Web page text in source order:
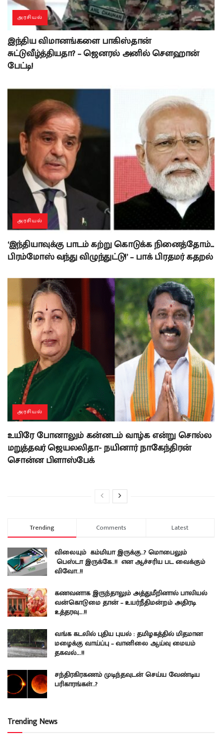
அரசியல்
இந்திய விமானங்களை பாகிஸ்தான்
சுட்டுவீழ்த்தியதா? – ஜெனரல் அனில் சௌஹான்
பேட்டி!
அரசியல்
‘இந்தியாவுக்கு பாடம் கற்று கொடுக்க நினைத்தோம்…
பிரம்மோஸ் வந்து விழுந்துட்டு!’ – பாக் பிரதமர் கதறல்
அரசியல்
உயிரே போனாலும் கன்னடம் வாழ்க என்று சொல்ல
மறுத்தவர் ஜெயலலிதா- நயினார் நாகேந்திரன்
சொன்ன பிளாஸ்பேக்
Trending Comments Latest
விலையும் கம்மியா இருக்கு..? மொபைலும்
பெஸ்டா இருக்கே..!! என ஆச்சரிய பட வைக்கும்
விவோ..!!
கணவனாக இருந்தாலும் அத்துமீறினால் பாலியல்
வன்கொடுமை தான் – உயர்நீதிமன்றம் அதிரடி
உத்தரவு….!!
வங்க கடலில் புதிய புயல் : தமிழகத்தில் மிதமான
மழைக்கு வாய்ப்பு – வானிலை ஆய்வு மையம்
தகவல்….!!
சந்திரகிரகணம் முடிந்தவுடன் செய்ய வேண்டிய
பரிகாரங்கள்..?
Trending News